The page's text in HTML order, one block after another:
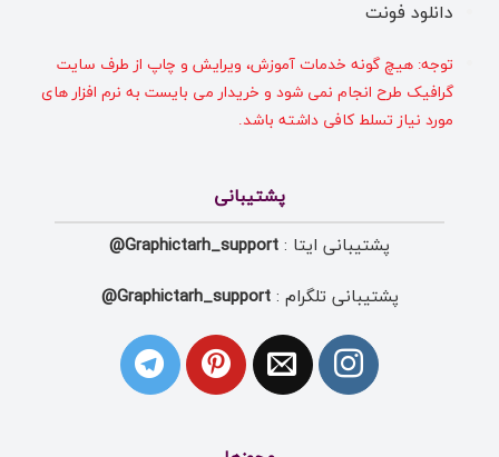
دانلود فونت
توجه: هیچ گونه خدمات آموزش، ویرایش و چاپ از طرف سایت
گرافیک طرح انجام نمی شود و خریدار می بایست به نرم افزار های
مورد نیاز تسلط کافی داشته باشد.
پشتیبانی
پشتیبانی ایتا : Graphictarh_support@
پشتیبانی تلگرام :Graphictarh_support@